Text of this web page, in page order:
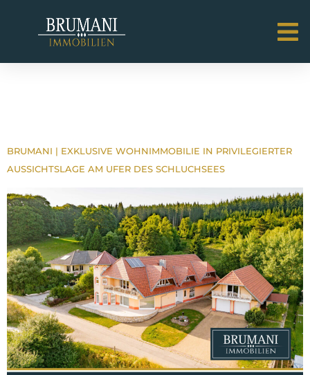
BRUMANI | EXKLUSIVE WOHNIMMOBILIE IN PRIVILEGIERTER
AUSSICHTSLAGE AM UFER DES SCHLUCHSEES